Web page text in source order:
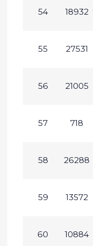
54 18932
55 27531
56 21005
57 718
58 26288
59 13572
60 10884